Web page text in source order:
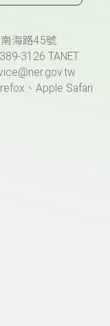
海路45號
3126 TANET
、Apple Safari